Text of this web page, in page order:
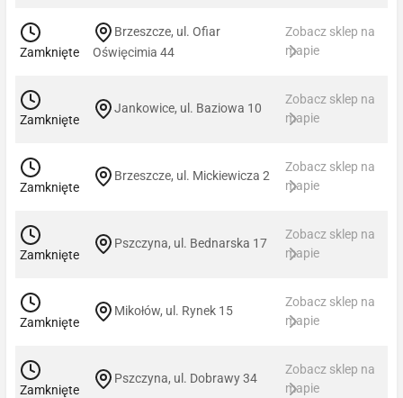
Zamknięte
Brzeszcze, ul. Ofiar
Oświęcimia 44
Zobacz sklep na
mapie
Zamknięte
Jankowice, ul. Baziowa 10
Zobacz sklep na
mapie
Zamknięte
Brzeszcze, ul. Mickiewicza 2
Zobacz sklep na
mapie
Zamknięte
Pszczyna, ul. Bednarska 17
Zobacz sklep na
mapie
Zamknięte
Mikołów, ul. Rynek 15
Zobacz sklep na
mapie
Zamknięte
Pszczyna, ul. Dobrawy 34
Zobacz sklep na
mapie